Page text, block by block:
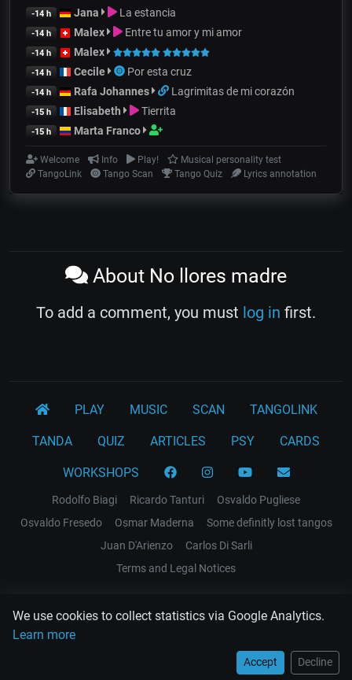
We use cookies to collect statistics via Google Analytics.
Learn more
Accept Decline
-14 h Jana La estancia
-14 h Malex Entre tu amor y mi amor
-14 h Malex
-14 h Cecile Por esta cruz
-14 h Rafa Johannes Lagrimitas de mi corazón
-15 h Elisabeth Tierrita
-15 h Marta Franco
Welcome Info Play!
Musical personality test
TangoLink
Tango Scan Tango Quiz Lyrics annotation
About No llores madre
To add a comment, you must log in first.
PLAY MUSIC SCAN TANGOLINK
TANDA QUIZ ARTICLES PSY CARDS
WORKSHOPS
Rodolfo Biagi Ricardo Tanturi
Osvaldo Pugliese
Osvaldo Fresedo
Osmar Maderna
Some definitly lost tangos
Juan D'Arienzo
Carlos Di Sarli
Terms and Legal Notices
EL RECODO TANGO